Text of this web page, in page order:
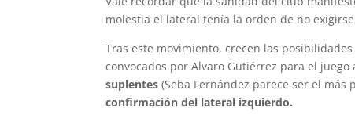
molestia el lateral tenía la orden de no
Tras este movimiento, crecen las
convocados por Alvaro Gutiérrez para el
suplentes (Seba Fernández parece ser el
confirmación del lateral izquierdo.